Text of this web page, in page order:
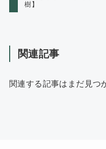
樹】
関連記事
関連する記事はまだ見つ